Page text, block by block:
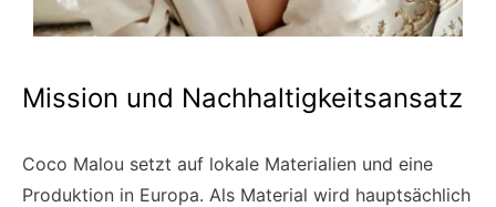
Mission und Nachhaltigkeitsansatz
Coco Malou setzt auf lokale Materialien und eine
Produktion in Europa. Als Material wird hauptsächlich